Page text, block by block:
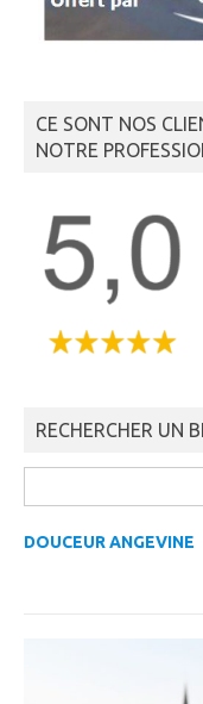
CE SONT NOS
NOTRE
RECHERCHER UN
DOUCEUR ANGEVINE